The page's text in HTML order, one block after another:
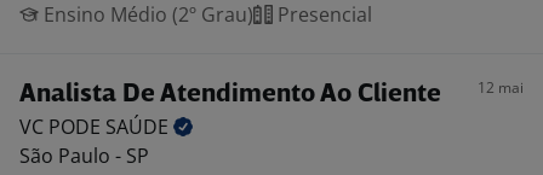
Ensino Médio (2º Grau)
Presencial
Analista De Atendimento Ao Cliente 12 mai
VC PODE SAÚDE
São Paulo - SP